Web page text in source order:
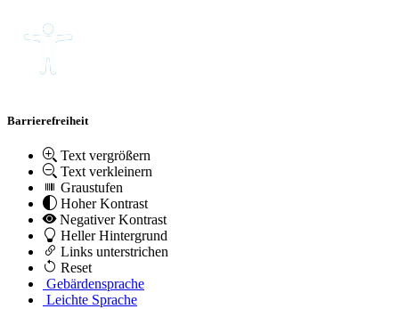
Barrierefreiheit
Text vergrößern
Text verkleinern
Graustufen
Hoher Kontrast
Negativer Kontrast
Heller Hintergrund
Links unterstrichen
Reset
Gebärdensprache
Leichte Sprache